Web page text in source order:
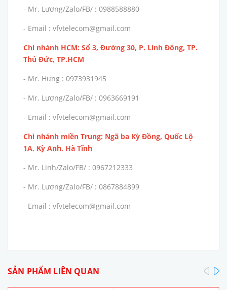
- Mr. Lương/Zalo/FB/ : 0988588880
- Email : vfvtelecom@gmail.com
Chi nhánh HCM: Số 3, Đường 30, P. Linh Đông, TP.
Thủ Đức, TP.HCM
- Mr. Hưng : 0973931945
- Mr. Lương/Zalo/FB/ : 0963669191
- Email : vfvtelecom@gmail.com
Chi nhánh miền Trung: Ngã ba Kỳ Đồng, Quốc Lộ
1A, Kỳ Anh, Hà Tĩnh
- Mr. Linh/Zalo/FB/ : 0967212333
- Mr. Lương/Zalo/FB/ : 0867884899
- Email : vfvtelecom@gmail.com
SẢN PHẨM LIÊN QUAN